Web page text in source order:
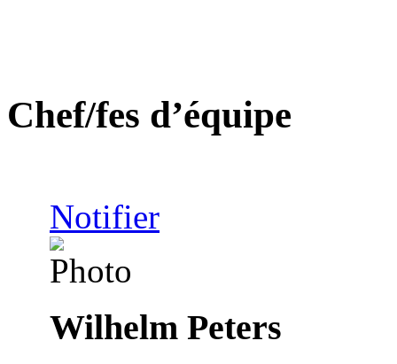
Chef/fes d’équipe
Notifier
Wilhelm Peters